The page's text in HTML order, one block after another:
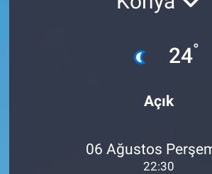
24°
Açık
06 Ağustos
22:30